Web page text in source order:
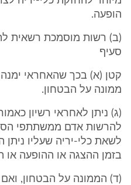
הופעה.
(ב) רשות מוסמכת רשאית
סעיף
קטן (א) בכך שהאחראי
ממונה על הבטחון.
(ג) ניתן לאחראי רשיון
להרשות אדם ממשתתפי
לשאת כלי-יריה שעליו ניתן
בזמן ההצגה או ההופעה או
(ד) הממונה על הבטחון,